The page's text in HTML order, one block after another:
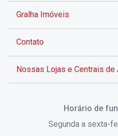
Gralha Imóveis
Contato
Nossas Lojas e Centrais de
Horário de
Segunda a sexta-